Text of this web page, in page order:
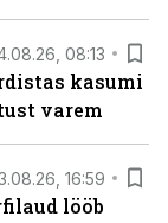
08:13
kasumi
varem
16:59
lööb